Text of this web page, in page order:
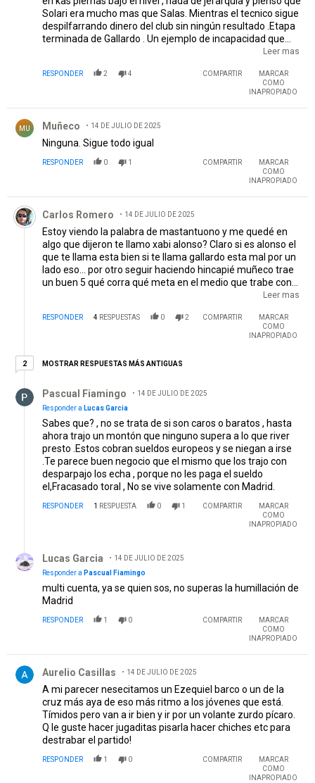
Solari era mucho mas que Salas. Mientras el tecnico sigue
despilfarrando dinero del club sin ningún resultado .Etapa
terminada de Gallardo . Un ejemplo de incapacidad que
nadie quiere reconocer. Una compra peor que ja otra ,
echar oara traer seguramente un 4 de copas horrible.
Leer mas
RESPONDER 2 4 COMPARTIR
MARCAR
COMO
INAPROPIADO
MU Muñeco 14 DE JULIO DE 2025
Ninguna. Sigue todo igual
RESPONDER 0 1 COMPARTIR
MARCAR
COMO
INAPROPIADO
Comentario de Carlos Romero.
Carlos Romero 14 DE JULIO DE 2025
Estoy viendo la palabra de mastantuono y me quedé en
algo que dijeron te llamo xabi alonso? Claro si es alonso el
que te llama esta bien si te llama gallardo esta mal por un
lado eso... por otro seguir haciendo hincapié muñeco trae
un buen 5 qué corra qué meta en el medio que trabe con
la cabeza qué te corte el ataque rival en el medio que te
segundo basta de MQ aprovecha estos partidos para
poner a rivero ya que le hicieron una clausula de 100 palos
poderosos de sudamerica MQ en un partido con las
acuña nose queva a pasar con ese cepeda
supuestamente lo tenes pensado como lateral por
izquierda también, pero bueno acelera por uno viejo pero
tampoco te dejes robar o sea talleres por dos jugadores te
saca un jugador quebpo más malo que sea es patrimonio
del club gratis y 11 palos y a eso suma le los 10 qué
gastaste por salas
Leer mas
RESPONDER 4 RESPUESTAS 0 2 COMPARTIR
MARCAR
COMO
INAPROPIADO
22 respuestas más antiguas
MOSTRAR RESPUESTAS MÁS ANTIGUAS
Pascual Fiamingo
14 DE JULIO DE 2025
Responder a Lucas Garcia
Sabes que? , no se trata de si son caros o baratos , hasta
ahora trajo un montón que ninguno supera a lo que river
presto .Estos cobran sueldos europeos y se niegan a irse
.Te parece buen negocio que el mismo que los trajo con
desparpajo los echa , porque no les paga el sueldo
el,Fracasado toral , No se vive solamente con Madrid.
RESPONDER 1 RESPUESTA 0 1 COMPARTIR
MARCAR
COMO
INAPROPIADO
Lucas Garcia
14 DE JULIO DE 2025
Responder a Pascual Fiamingo
multi cuenta, ya se quien sos, no superas la humillación de
Madrid
RESPONDER 1 0 COMPARTIR
MARCAR
COMO
INAPROPIADO
Aurelio Casillas 14 DE JULIO DE 2025
A mi parecer nesecitamos un Ezequiel barco o un de la
cruz más aya de eso más ritmo a los jóvenes que está.
Tímidos pero van a ir bien y ir por un volante zurdo pícaro.
Q le guste hacer jugaditas pisarla hacer chiches etc para
destrabar el partido!
RESPONDER 1 0 COMPARTIR
MARCAR
COMO
INAPROPIADO